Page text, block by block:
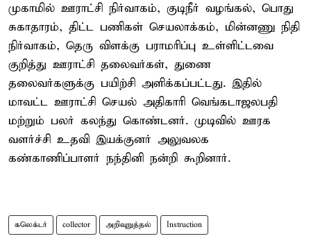
முகாமில் ஊராட்சி நிர்வாகம், குடிநீர் வழங்கல், பொது
சுகாதாரம், திட்ட பணிகள் செயலாக்கம், மின்னணு நிதி
நிர்வாகம், தெரு விளக்கு பராமரிப்பு உள்ளிட்டவை
குறித்து ஊராட்சி தலைவர்கள், துணை
தலைவர்களுக்கு பயிற்சி அளிக்கப்பட்டது. இதில்
மாவட்ட ஊராட்சி செயல் அதிகாரி வெங்கடாஜலபதி
மற்றும் பலர் கலந்து கொண்டனர். முடிவில் ஊரக
வளர்ச்சி உதவி இயக்குனர் அலுவலக
கண்காணிப்பாளர் நந்தினி நன்றி கூறினார்.
கலெக்டர் collector அறிவுறுத்தல் Instruction